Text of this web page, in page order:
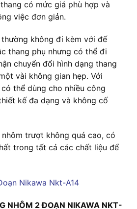
có mức giá phù hợp và
việc đơn giản.
không đi kèm với đế
thang phụ nhưng có thể đi
chuyển đổi hình dạng thang
vài không gian hẹp. Với
thể dùng cho nhiều công
kế đa dạng và không cố
trượt không quá cao, có
trong tất cả các chất liệu để
NHÔM 2 ĐOẠN NIKAWA NKT-